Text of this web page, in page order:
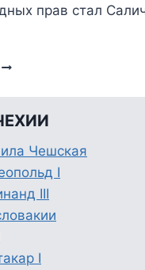
прав стал
Чешская
I
III
I